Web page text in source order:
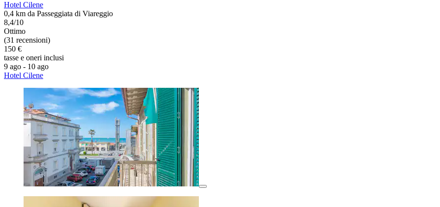
Hotel Cilene
0,4 km da Passeggiata di Viareggio
8,4/10
Ottimo
(31 recensioni)
150 €
tasse e oneri inclusi
9 ago - 10 ago
Hotel Cilene